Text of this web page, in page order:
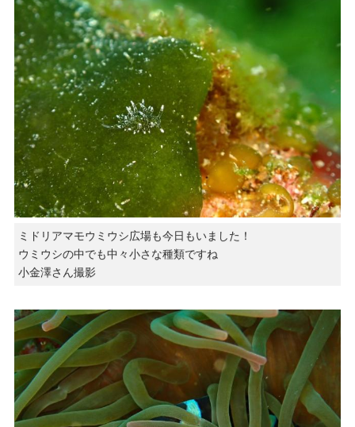
ミドリアマモウミウシ広場も今日もいました！
ウミウシの中でも中々小さな種類ですね
小金澤さん撮影